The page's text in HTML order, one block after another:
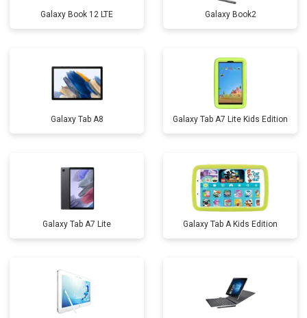
Galaxy Book 12 LTE Galaxy Book2
Galaxy Tab A8 Galaxy Tab A7 Lite Kids Edition
Galaxy Tab A7 Lite Galaxy Tab A Kids Edition